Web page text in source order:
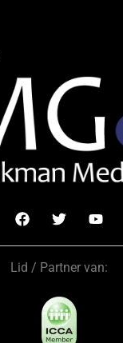
Lid / Partner van: